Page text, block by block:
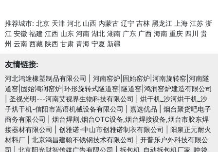
推荐城市: 北京 天津 河北 山西 内蒙古 辽宁 吉林 黑龙江 上海 江苏 浙
江 安徽 福建 江西 山东 河南 湖北 湖南 广东 广西 海南 重庆 四川 贵
州 云南 西藏 陕西 甘肃 青海 宁夏 新疆
友情链接:
河北鸿途橡塑制品有限公司
河南窑炉|固始窑炉|河南旋转窑|河南隧
道窑|固始鸿润窑炉|环形旋转式隧道窑|隧道窑|鸿润窑炉建造有限公司
圣视光明---河南艾视界生物科技有限公司
烘干机_沙河烘干机_沙
子烘干机-信阳市嵩语机械设备有限公司
嘉选优品
烟台聚货吧电子
商务有限公司
烟台焊割,烟台OTC设备,烟台焊接设备,烟台市胶东焊
接器材有限公司
创雅诺-中山市创雅诺制衣有限公司
阳泉正元耐火
材料厂
北京鸿昌建翰不锈钢技术有限公司
开普乐户外科技有限公
司
北京阳光财智传媒广告有限公司 拆包机_自动拆包机厂家_吨袋